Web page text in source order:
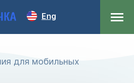
Eng
для мобильных